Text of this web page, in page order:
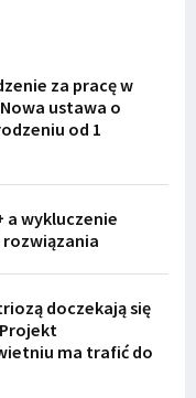
za pracę w
Nowa ustawa o
od 1
a wykluczenie
doczekają się
ma trafić do